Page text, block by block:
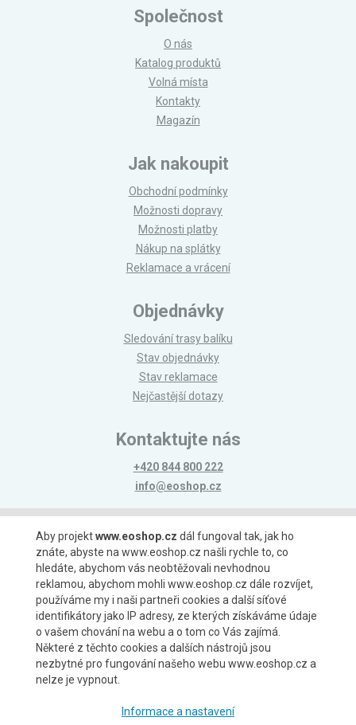
Společnost
O nás
Katalog produktů
Volná místa
Kontakty
Magazín
Jak nakoupit
Obchodní podmínky
Možnosti dopravy
Možnosti platby
Nákup na splátky
Reklamace a vrácení
Objednávky
Sledování trasy balíku
Stav objednávky
Stav reklamace
Nejčastější dotazy
Kontaktujte nás
+420 844 800 222
info@eoshop.cz
Možnosti platby
Možnosti dopravy
Aby projektwww.eoshop.cz dál fungoval tak, jak ho
znáte, abyste na www.eoshop.cz našli rychle to, co
hledáte, abychom vás neobtěžovali nevhodnou
reklamou, abychom mohli www.eoshop.cz dále rozvíjet,
používáme my i naši partneři cookies a další síťové
identifikátory jako IP adresy, ze kterých získáváme údaje
o vašem chování na webu a o tom co Vás zajímá.
Některé z těchto cookies a dalších nástrojů jsou
nezbytné pro fungování našeho webu www.eoshop.cz a
nelze je vypnout.
Informace a nastavení